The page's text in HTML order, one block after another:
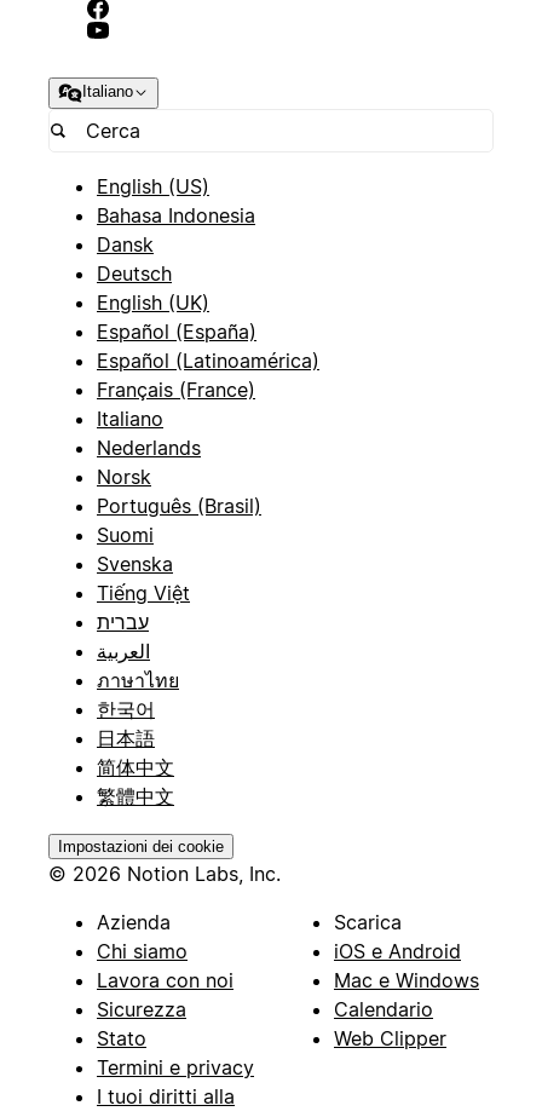
Italiano
English (US)
Bahasa Indonesia
Dansk
Deutsch
English (UK)
Español (España)
Español (Latinoamérica)
Français (France)
Italiano
Nederlands
Norsk
Português (Brasil)
Suomi
Svenska
Tiếng Việt
עברית
العربية
ภาษาไทย
한국어
日本語
简体中文
繁體中文
Impostazioni dei cookie
© 2026 Notion Labs, Inc.
Azienda
Chi siamo
Lavora con noi
Sicurezza
Stato
Termini e privacy
I tuoi diritti alla
Scarica
iOS e Android
Mac e Windows
Calendario
Web Clipper